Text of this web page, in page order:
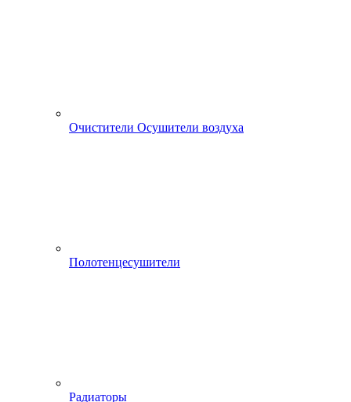
Очистители Осушители воздуха
Полотенцесушители
Радиаторы